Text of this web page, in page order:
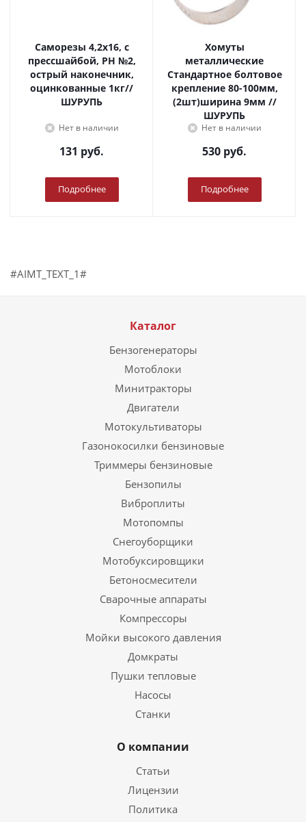
Саморезы 4,2х16, с
прессшайбой, PH №2,
острый наконечник,
оцинкованные 1кг//
ШУРУПЬ
Нет в наличии
131 руб.
Подробнее
Хомуты
металлические
Стандартное болтовое
крепление 80-100мм,
(2шт)ширина 9мм //
ШУРУПЬ
Нет в наличии
530 руб.
Подробнее
#AIMT_TEXT_1#
Каталог
Бензогенераторы
Мотоблоки
Минитракторы
Двигатели
Мотокультиваторы
Газонокосилки бензиновые
Триммеры бензиновые
Бензопилы
Виброплиты
Мотопомпы
Снегоуборщики
Мотобуксировщики
Бетоносмесители
Сварочные аппараты
Компрессоры
Мойки высокого давления
Домкраты
Пушки тепловые
Насосы
Станки
О компании
Статьи
Лицензии
Политика